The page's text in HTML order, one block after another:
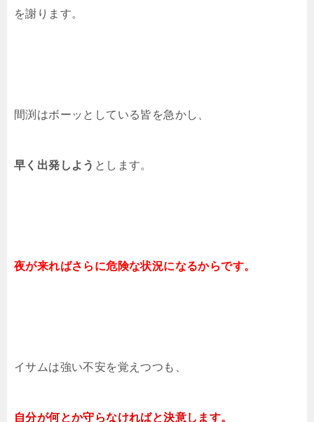
を謝ります。
間渕はボーッとしている皆を急かし、
早く出発しよう とします。
夜が来ればさらに危険な状況になるからです。
イサムは強い不安を覚えつつも、
自分が何とか守らなければと決意します。